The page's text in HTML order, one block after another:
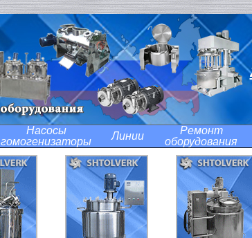
Насосы
гомогенизаторы
Линии
Ремонт
оборудования